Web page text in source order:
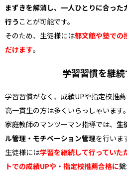
まずきを解消し、一人ひとりに合っ
行う ことが可能です。
そのため、生徒様には郁文館や塾での
だけます。
学習習慣を継続
学習習慣がなく、成績UPや指定校推
高一貫生の方は多くいらっしゃいます。
家庭教師のマンツーマン指導では、 生
ル管理・モチベーション管理を行いま
生徒様には学習を継続して行っていた
トでの成績UPや・指定校推薦合格に繋